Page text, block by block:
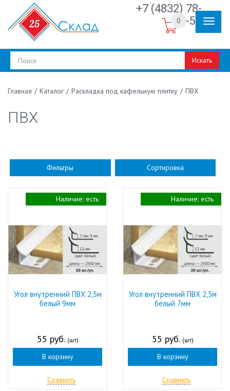
+7 (4832) 78-
30-50
Искать
0
Главная / Каталог / Раскладка под кафельную плитку / ПВХ
ПВХ
Фильтры Сортировка
Угол внутренний ПВХ 2,5м
белый 9мм
55 руб. (шт)
В корзину
Сравнить
Наличие: есть
Угол внутренний ПВХ 2,5м
белый 7мм
55 руб. (шт)
В корзину
Сравнить
Наличие: есть